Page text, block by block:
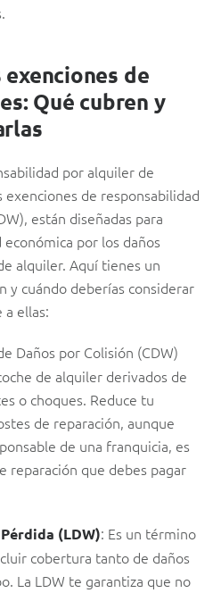
de
Qué cubren y
por alquiler de
de responsabilidad
están diseñadas para
por los daños
alquiler. Aquí tienes un
y cuándo deberías considerar
ellas:
Daños por Colisión (CDW)
de alquiler derivados de
o choques. Reduce tu
de reparación, aunque
de una franquicia, es
reparación que debes pagar
(LDW): Es un término
cobertura tanto de daños
La LDW te garantiza que no